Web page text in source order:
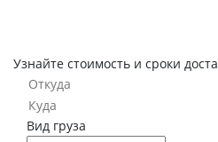
1
ЗАЯВКА
груза.На заметку!
Узнайте стоимость и сроки
Вид груза